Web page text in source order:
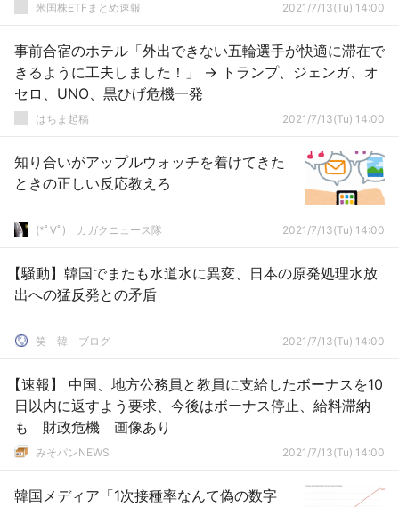
米国株ETFまとめ速報 2021/7/13(Tu) 14:00
事前合宿のホテル「外出できない五輪選手が快適に滞在で
きるように工夫しました！」 → トランプ、ジェンガ、オ
セロ、UNO、黒ひげ危機一発
はちま起稿 2021/7/13(Tu) 14:00
知り合いがアップルウォッチを着けてきた
ときの正しい反応教えろ
(*ﾟ∀ﾟ)ゞカガクニュース隊 2021/7/13(Tu) 14:00
【騒動】韓国でまたも水道水に異変、日本の原発処理水放
出への猛反発との矛盾
笑 韓 ブログ 2021/7/13(Tu) 14:00
【速報】 中国、地方公務員と教員に支給したボーナスを10
日以内に返すよう要求、今後はボーナス停止、給料滞納
も 財政危機 画像あり
みそパンNEWS 2021/7/13(Tu) 14:00
韓国メディア「1次接種率なんて偽の数字